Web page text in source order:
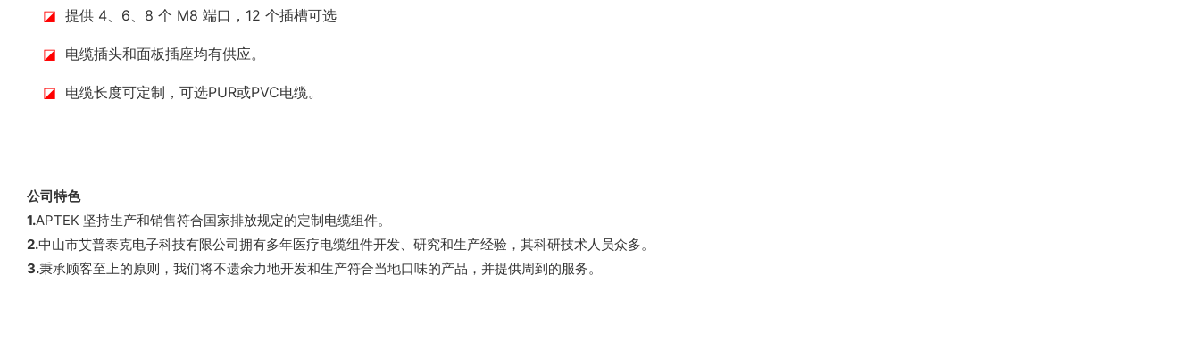
◪ 提供 4、6、8 个 M8 端口，12 个插槽可选
◪ 电缆插头和面板插座均有供应。
◪ 电缆长度可定制，可选PUR或PVC电缆。
公司特色
1.APTEK 坚持生产和销售符合国家排放规定的定制电缆组件。
2.中山市艾普泰克电子科技有限公司拥有多年医疗电缆组件开发、研究和生产经验，其科研技术人员众多。
3.秉承顾客至上的原则，我们将不遗余力地开发和生产符合当地口味的产品，并提供周到的服务。